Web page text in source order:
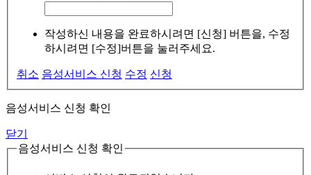
작성하신 내용을 완료하시려면 [신청] 버튼을, 수정
하시려면 [수정]버튼을 눌러주세요.
취소 음성서비스 신청 수정 신청
음성서비스 신청 확인
닫기
음성서비스 신청 확인